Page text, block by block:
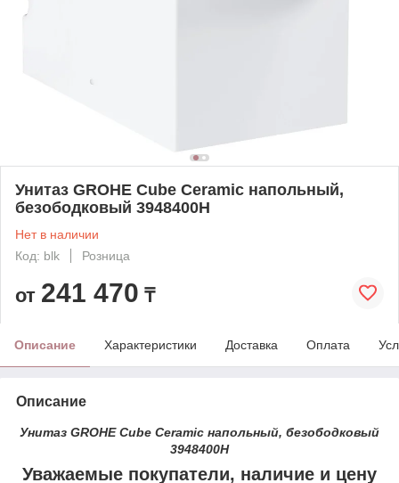
Унитаз GROHE Cube Ceramic напольный,
безободковый 3948400H
Нет в наличии
Код: blk
Розница
от 241 470 ₸
Описание Характеристики Доставка Оплата
Описание
Унитаз GROHE Cube Ceramic напольный, безободковый
3948400H
Уважаемые покупатели, наличие и цену